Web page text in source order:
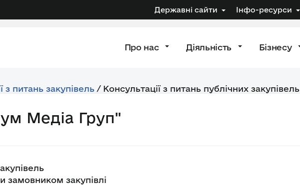
Державні сайти Інфо-ресурси
Про нас Діяльність Бізнесу
з питань закупівель / Консультації з питань публічних закупівель
Медіа Груп"
замовником закупівлі